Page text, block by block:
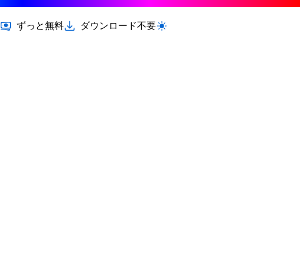
ずっと無料 ダウンロード不要ライト/ダークモードを切り替える